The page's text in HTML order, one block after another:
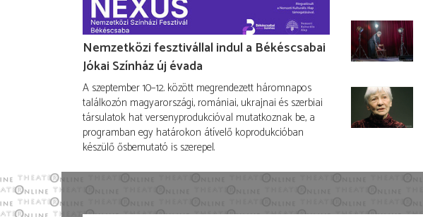
Nemzetközi fesztivállal indul a Békéscsabai
Jókai Színház új évada
A szeptember 10–12. között megrendezett háromnapos
találkozón magyarországi, romániai, ukrajnai és szerbiai
társulatok hat versenyprodukcióval mutatkoznak be, a
programban egy határokon átívelő koprodukcióban
készülő ősbemutató is szerepel.